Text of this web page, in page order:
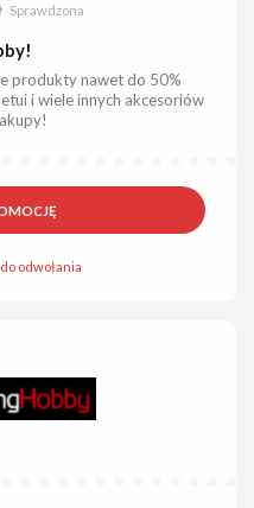
Sprawdzona
produkty nawet do 50%
i wiele innych akcesoriów
odwołania